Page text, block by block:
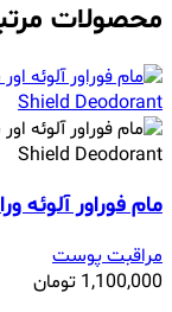
محصولات
مام فوراور آلوئه
مراقبت پوست
1,100,000 تومان